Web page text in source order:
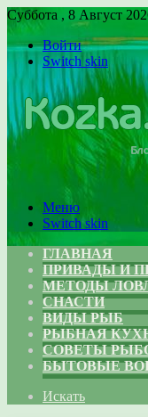
Суббота , 8 Август
Войти
Switch skin
Меню
Switch skin
ГЛАВНАЯ
ПРИВАДЫ И
МЕТОДЫ
СНАСТИ
ВИДЫ РЫБ
РЫБНАЯ
СОВЕТЫ
БЫТОВЫЕ
Искать